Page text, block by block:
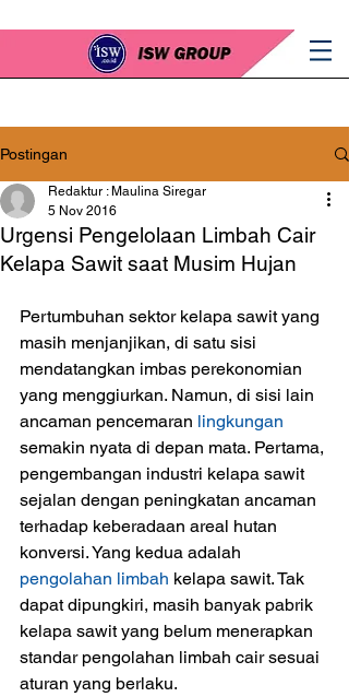
Postingan
Urgensi Pengelolaan Limbah Cair
Kelapa Sawit saat Musim Hujan
Redaktur : Maulina Siregar
5 Nov 2016
Pertumbuhan sektor kelapa sawit yang
masih menjanjikan, di satu sisi
mendatangkan imbas perekonomian
yang menggiurkan. Namun, di sisi lain
ancaman pencemaran lingkungan
semakin nyata di depan mata. Pertama,
pengembangan industri kelapa sawit
sejalan dengan peningkatan ancaman
terhadap keberadaan areal hutan
konversi. Yang kedua adalah
pengolahan limbah kelapa sawit. Tak
dapat dipungkiri, masih banyak pabrik
kelapa sawit yang belum menerapkan
standar pengolahan limbah cair sesuai
aturan yang berlaku.